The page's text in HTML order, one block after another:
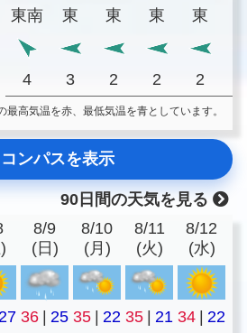
東南
東 東 東 東
4 3 2 2 2
高気温を赤、最低気温を青としています。
コンパスを表示
90日間の天気を見る
8/9
(日)
8/10
(月)
8/11
(火)
8/12
(水)
27 36 | 25 35 | 22 35 | 21 34 | 22